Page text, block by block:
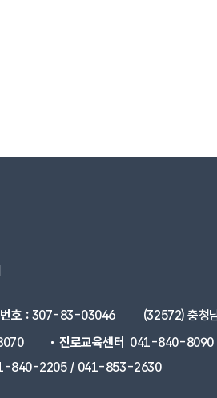
호 :307-83-03046
(32572) 충청
진로교육센터 041-840-8090
840-2205 / 041-853-2630